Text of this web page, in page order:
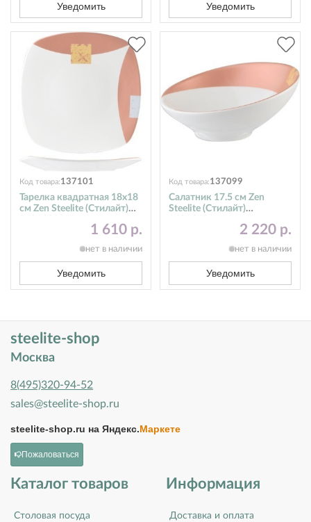
Уведомить Уведомить
Код товара:137101
Тарелка квадратная 18x18
см Zen Steelite (Стилайт)
1 610 р.
нет в наличии
Уведомить
Код товара:137099
Салатник 17.5 см Zen
Steelite (Стилайт)
2 220 р.
нет в наличии
Уведомить
steelite-shop
Москва
8(495)320-94-52
sales@steelite-shop.ru
steelite-shop.ru на Яндекс.Маркете
Пожаловаться
Каталог товаров
Столовая посуда
Информация
Доставка и оплата